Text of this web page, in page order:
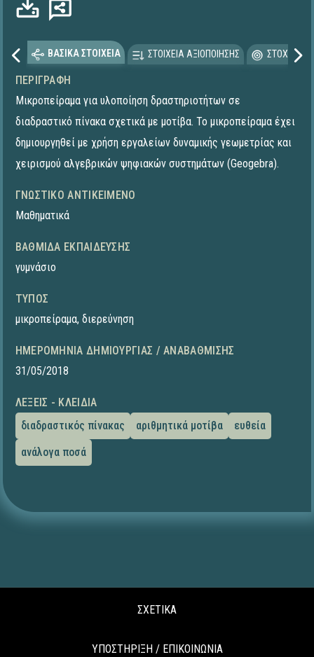
ΒΑΣΙΚΑ ΣΤΟΙΧΕΙΑ ΣΤΟΙΧΕΙΑ ΑΞΙΟΠΟΙΗΣΗΣ
ΠΕΡΙΓΡΑΦΉ
Μικροπείραμα για υλοποίηση δραστηριοτήτων σε
διαδραστικό πίνακα σχετικά με μοτίβα. Το μικροπείραμα έχει
δημιουργηθεί με χρήση εργαλείων δυναμικής γεωμετρίας και
χειρισμού αλγεβρικών ψηφιακών συστημάτων (Geogebra).
ΓΝΩΣΤΙΚΌ ΑΝΤΙΚΕΊΜΕΝΟ
Μαθηματικά
ΒΑΘΜΊΔΑ ΕΚΠΑΊΔΕΥΣΗΣ
γυμνάσιο
ΤΎΠΟΣ
μικροπείραμα, διερεύνηση
ΗΜΕΡΟΜΗΝΊΑ ΔΗΜΙΟΥΡΓΊΑΣ / ΑΝΑΒΆΘΜΙΣΗΣ
31/05/2018
ΛΈΞΕΙΣ - ΚΛΕΙΔΙΆ
διαδραστικός πίνακας
αριθμητικά μοτίβα
ευθεία
ανάλογα ποσά
ΣΧΕΤΙΚΑ
ΥΠΟΣΤΗΡΙΞΗ / ΕΠΙΚΟΙΝΩΝΙΑ